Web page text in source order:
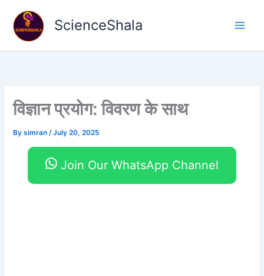
content
ScienceShala
विज्ञान प्रयोग: विवरण के साथ
Bysimran/July 20, 2025
Join Our WhatsApp Channel